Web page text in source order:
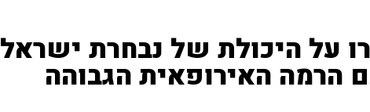
על היכולת של נבחרת ישראל
הרמה האירופאית הגבוהה